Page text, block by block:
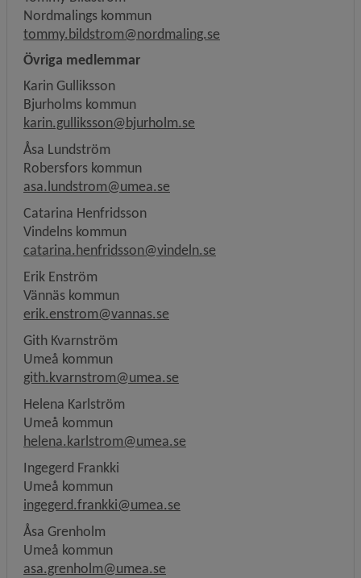
Nordmalings kommun
tommy.bildstrom@nordmaling.se
Övriga medlemmar
Karin Gulliksson
Bjurholms kommun
karin.gulliksson@bjurholm.se
Åsa Lundström
Robersfors kommun
asa.lundstrom@umea.se
Catarina Henfridsson
Vindelns kommun
catarina.henfridsson@vindeln.se
Erik Enström
Vännäs kommun
erik.enstrom@vannas.se
Gith Kvarnström
Umeå kommun
gith.kvarnstrom@umea.se
Helena Karlström
Umeå kommun
helena.karlstrom@umea.se
Ingegerd Frankki
Umeå kommun
ingegerd.frankki@umea.se
Åsa Grenholm
Umeå kommun
asa.grenholm@umea.se